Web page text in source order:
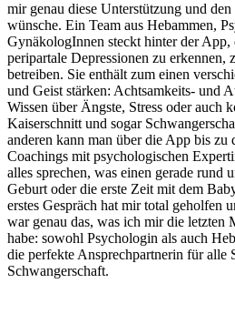
mir genau diese Unterstützung und
wünsche. Ein Team aus Hebammen,
GynäkologInnen steckt hinter der App,
peripartale Depressionen zu erkennen,
betreiben. Sie enthält zum einen
und Geist stärken: Achtsamkeits- und
Wissen über Ängste, Stress oder auch
Kaiserschnitt und sogar
anderen kann man über die App bis zu
Coachings mit psychologischen
alles sprechen, was einen gerade rund
Geburt oder die erste Zeit mit dem
erstes Gespräch hat mir total geholfen
war genau das, was ich mir die letzten
habe: sowohl Psychologin als auch
die perfekte Ansprechpartnerin für alle
Schwangerschaft.